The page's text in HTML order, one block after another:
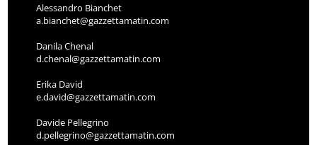
Alessandro Bianchet
a.bianchet@gazzettamatin.com
Danila Chenal
d.chenal@gazzettamatin.com
Erika David
e.david@gazzettamatin.com
Davide Pellegrino
d.pellegrino@gazzettamatin.com